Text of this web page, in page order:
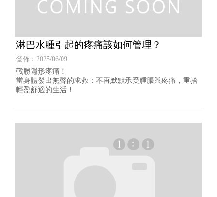
淋巴水腫引起的疼痛該如何管理？
發佈：2025/06/09
戰勝隱形疼痛！
當身體發出無聲的求救：不再默默承受腫脹與疼痛，重拾
輕盈舒適的生活！